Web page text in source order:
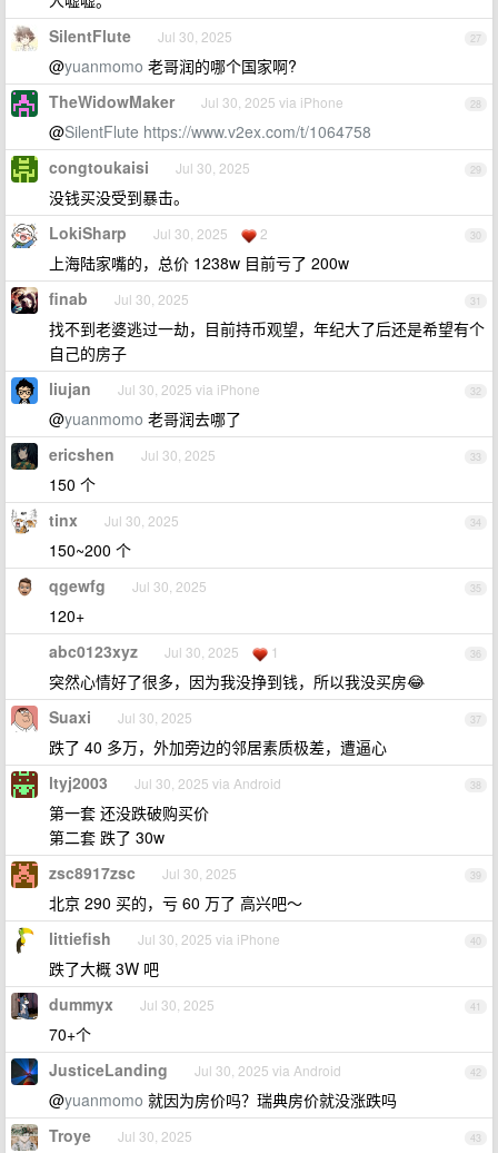
27
SilentFlute Jul 30, 2025
@yuanmomo 老哥润的哪个国家啊?
28
TheWidowMaker Jul 30, 2025 via iPhone
@SilentFlute https://www.v2ex.com/t/1064758
29
congtoukaisi Jul 30, 2025
没钱买没受到暴击。
30
LokiSharp Jul 30, 2025 2
上海陆家嘴的，总价 1238w 目前亏了 200w
31
finab Jul 30, 2025
找不到老婆逃过一劫，目前持币观望，年纪大了后还是希望有个
自己的房子
32
liujan Jul 30, 2025 via iPhone
@yuanmomo 老哥润去哪了
33
ericshen Jul 30, 2025
150 个
34
tinx Jul 30, 2025
150~200 个
35
qgewfg Jul 30, 2025
120+
36
abc0123xyz Jul 30, 2025 1
突然心情好了很多，因为我没挣到钱，所以我没买房😂
37
Suaxi Jul 30, 2025
跌了 40 多万，外加旁边的邻居素质极差，遭逼心
38
ltyj2003 Jul 30, 2025 via Android
第一套 还没跌破购买价
第二套 跌了 30w
39
zsc8917zsc Jul 30, 2025
北京 290 买的，亏 60 万了 高兴吧～
40
littiefish Jul 30, 2025 via iPhone
跌了大概 3W 吧
41
dummyx Jul 30, 2025
70+个
42
JusticeLanding Jul 30, 2025 via Android
@yuanmomo 就因为房价吗？瑞典房价就没涨跌吗
43
Troye Jul 30, 2025